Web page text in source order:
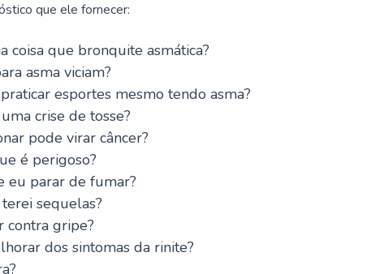
que ele fornecer:
coisa que bronquite asmática?
asma viciam?
esportes mesmo tendo asma?
crise de tosse?
pode virar câncer?
é perigoso?
eu parar de fumar?
sequelas?
contra gripe?
dos sintomas da rinite?